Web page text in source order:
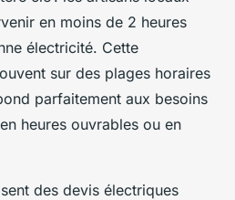
en moins de 2 heures
électricité. Cette
sur des plages horaires
parfaitement aux besoins
heures ouvrables ou en
des devis électriques